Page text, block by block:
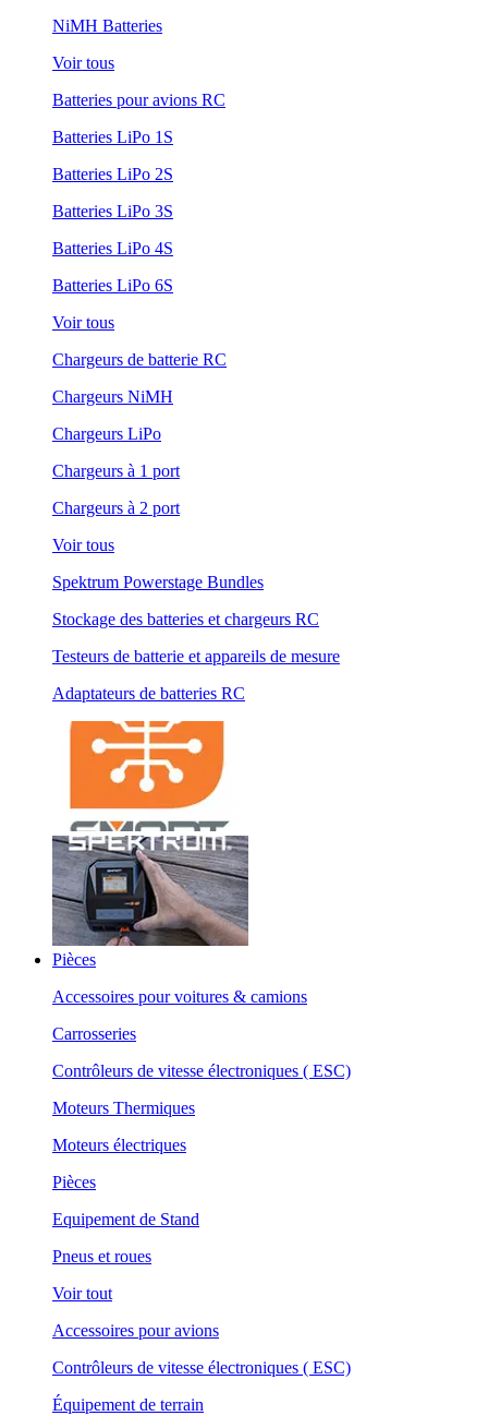
NiMH Batteries
Voir tous
Batteries pour avions RC
Batteries LiPo 1S
Batteries LiPo 2S
Batteries LiPo 3S
Batteries LiPo 4S
Batteries LiPo 6S
Voir tous
Chargeurs de batterie RC
Chargeurs NiMH
Chargeurs LiPo
Chargeurs à 1 port
Chargeurs à 2 port
Voir tous
Spektrum Powerstage Bundles
Stockage des batteries et chargeurs RC
Testeurs de batterie et appareils de mesure
Adaptateurs de batteries RC
Pièces
Accessoires pour voitures & camions
Carrosseries
Contrôleurs de vitesse électroniques ( ESC)
Moteurs Thermiques
Moteurs électriques
Pièces
Equipement de Stand
Pneus et roues
Voir tout
Accessoires pour avions
Contrôleurs de vitesse électroniques ( ESC)
Équipement de terrain